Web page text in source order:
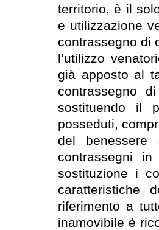
territorio, è il
e utilizzazione
contrassegno di
l’utilizzo
già apposto al
contrassegno
sostituendo il
posseduti,
del benessere
contrassegni
sostituzione i
caratteristiche
riferimento a
inamovibile è